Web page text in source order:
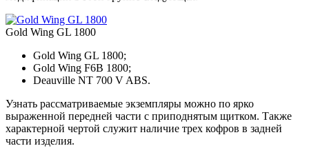
Gold Wing GL 1800
Gold Wing GL 1800;
Gold Wing F6B 1800;
Deauville NT 700 V ABS.
Узнать рассматриваемые экземпляры можно по ярко
выраженной передней части с приподнятым щитком. Также
характерной чертой служит наличие трех кофров в задней
части изделия.